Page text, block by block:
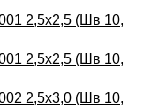
2,5х2,5 (Шв 10,
2,5х2,5 (Шв 10,
2,5х3,0 (Шв 10,